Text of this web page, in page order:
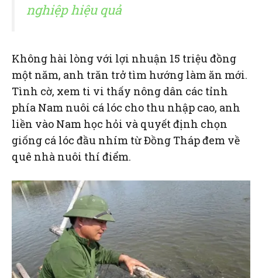
nghiệp hiệu quả
Không hài lòng với lợi nhuận 15 triệu đồng
một năm, anh trăn trở tìm hướng làm ăn mới.
Tình cờ, xem ti vi thấy nông dân các tỉnh
phía Nam nuôi cá lóc cho thu nhập cao, anh
liền vào Nam học hỏi và quyết định chọn
giống cá lóc đầu nhím từ Đồng Tháp đem về
quê nhà nuôi thí điểm.